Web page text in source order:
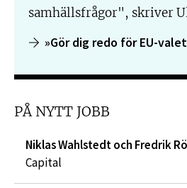
samhällsfrågor", skriver
»Gör dig redo för EU-
PÅ NYTT JOBB
Niklas Wahlstedt och Fredrik
Capital